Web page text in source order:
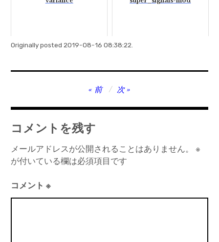
Originally posted 2019-08-16 08:38:22.
稿
ナ
ビ
ゲ
ー
シ
ョ
前 次
コメントを残す
メールアドレスが公開されることはありません。
※
が付いている欄は必須項目です
コメント※